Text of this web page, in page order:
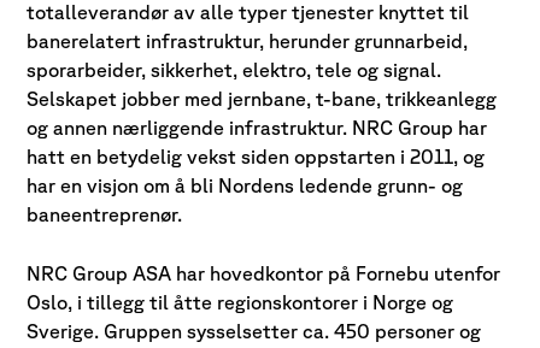
totalleverandør av alle typer tjenester knyttet til
banerelatert infrastruktur, herunder grunnarbeid,
sporarbeider, sikkerhet, elektro, tele og signal.
Selskapet jobber med jernbane, t-bane, trikkeanlegg
og annen nærliggende infrastruktur. NRC Group har
hatt en betydelig vekst siden oppstarten i 2011, og
har en visjon om å bli Nordens ledende grunn- og
baneentreprenør.
NRC Group ASA har hovedkontor på Fornebu utenfor
Oslo, i tillegg til åtte regionskontorer i Norge og
Sverige. Gruppen sysselsetter ca. 450 personer og